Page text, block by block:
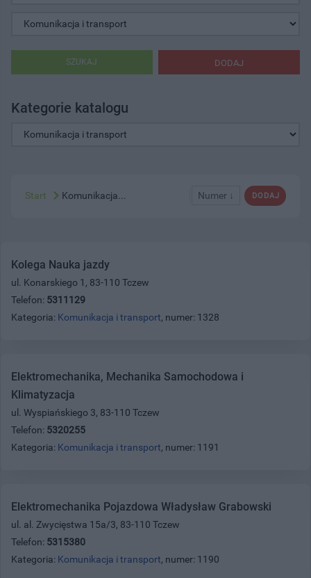
DODAJ
SZUKAJ
Kategorie katalogu
DODAJ
Numer ↓
Start Komunikacja...
Kolega Nauka jazdy
ul. Konarskiego 1, 83-110 Tczew
Telefon: 5311129
Kategoria: Komunikacja i transport, numer: 1328
Elektromechanika, Mechanika Samochodowa i
Klimatyzacja
ul. Wyspiańskiego 3, 83-110 Tczew
Telefon: 5320255
Kategoria: Komunikacja i transport, numer: 1191
Elektromechanika Pojazdowa Władysław Grabowski
ul. al. Zwycięstwa 15a/3, 83-110 Tczew
Telefon: 5315380
Kategoria: Komunikacja i transport, numer: 1190